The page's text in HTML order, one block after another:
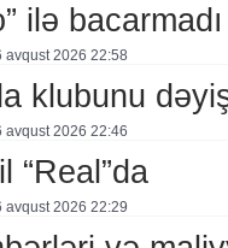
ilə bacarmadı
avqust 2026 22:58
klubunu
avqust 2026 22:46
“Real”da
avqust 2026 22:29